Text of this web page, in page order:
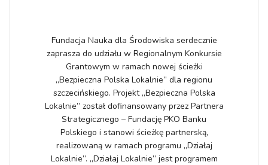
Fundacja Nauka dla Środowiska serdecznie
zaprasza do udziału w Regionalnym Konkursie
Grantowym w ramach nowej ścieżki
„Bezpieczna Polska Lokalnie” dla regionu
szczecińskiego. Projekt „Bezpieczna Polska
Lokalnie” został dofinansowany przez Partnera
Strategicznego – Fundację PKO Banku
Polskiego i stanowi ścieżkę partnerską,
realizowaną w ramach programu „Działaj
Lokalnie”. „Działaj Lokalnie” jest programem